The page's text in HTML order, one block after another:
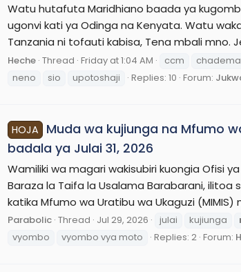
Watu hutafuta Maridhiano baada ya
ugonvi kati ya Odinga na Kenyata. Watu
Tanzania ni tofauti kabisa, Tena mbali mno.
Heche Thread Friday at 1:04 AM ccm chadema
neno
sio upotoshaji Replies: 10 Forum:
HOJA
Muda wa kujiunga na Mfumo
badala ya Julai 31, 2026
Wamiliki wa magari wakisubiri kuongia Ofisi
Baraza la Taifa la Usalama Barabarani, ilitoa
katika Mfumo wa Uratibu wa Ukaguzi
Parabolic Thread Jul 29, 2026 julai kujiunga
vyombo
vyombo vya moto Replies: 2 Forum: